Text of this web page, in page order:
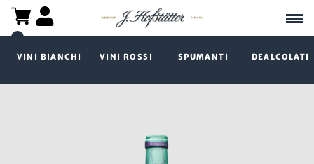
VINI BIANCHI VINI ROSSI SPUMANTI DEALCOLATI